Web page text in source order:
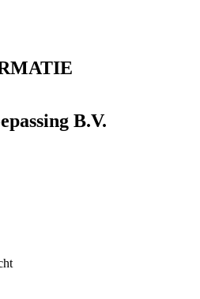
B.V.